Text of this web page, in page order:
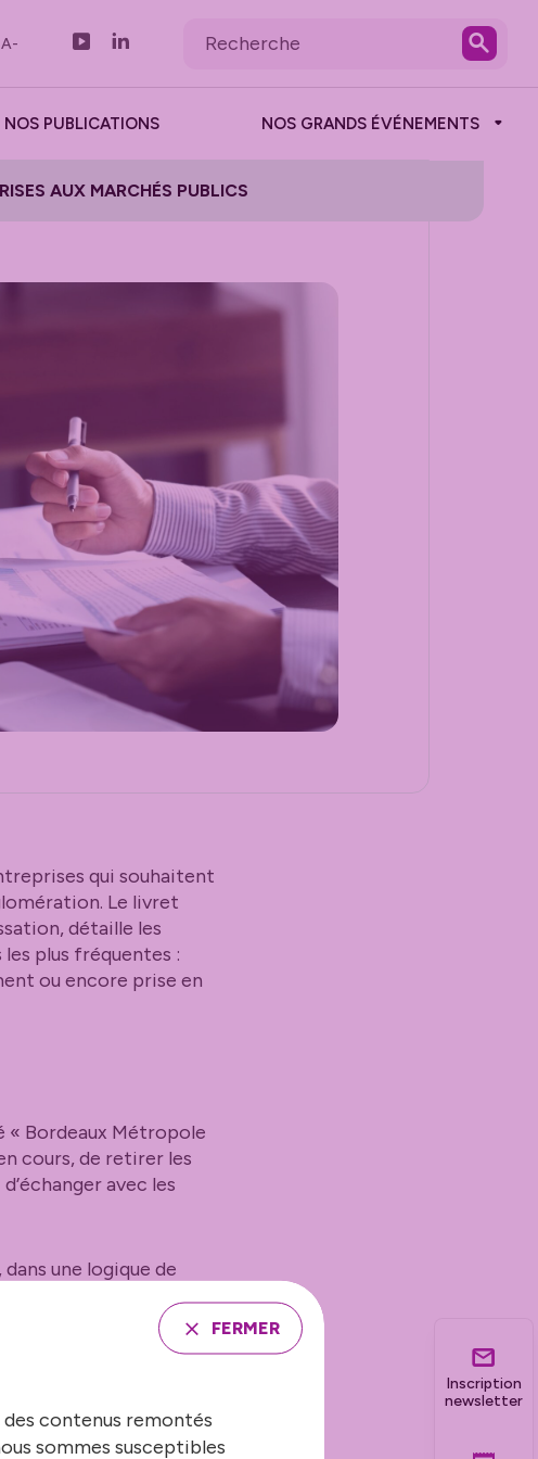
A-
NOS PUBLICATIONS NOS GRANDS ÉVÉNEMENTS
Inscription
newsletter
AUX MARCHÉS PUBLICS
qui souhaitent
Le livret
détaille les
plus fréquentes :
ou encore prise en
« Bordeaux Métropole
cours, de retirer les
avec les
une logique de
d’insertion, les
les SCIC. Elle
FERMER
contenus remontés
sommes susceptibles